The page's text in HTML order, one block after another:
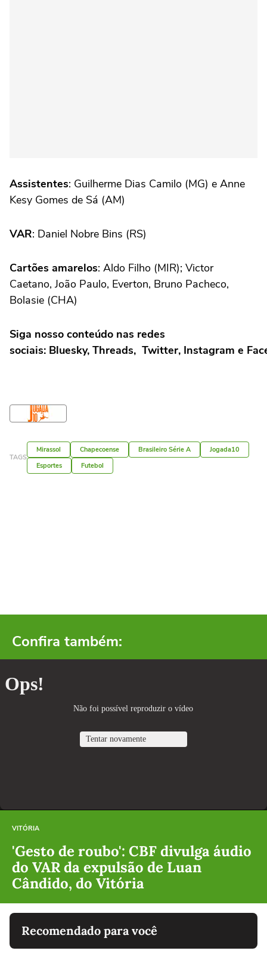
Assistentes: Guilherme Dias Camilo (MG) e Anne
Kesy Gomes de Sá (AM)
VAR: Daniel Nobre Bins (RS)
Cartões amarelos: Aldo Filho (MIR); Victor
Caetano, João Paulo, Everton, Bruno Pacheco,
Bolasie (CHA)
Siga nosso conteúdo nas redes
sociais: Bluesky, Threads, Twitter, Instagram e
TAGS
Mirassol Chapecoense Brasileiro Série A
Jogada10
Esportes
Futebol
Confira também:
VITÓRIA
'Gesto de roubo': CBF divulga áudio
do VAR da expulsão de Luan
Cândido, do Vitória
Recomendado para você